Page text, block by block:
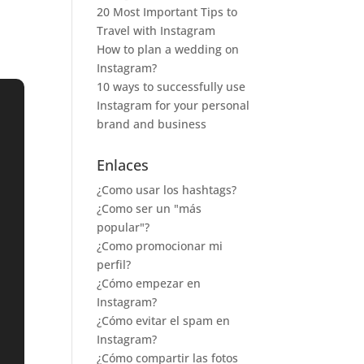
20 Most Important Tips to
Travel with Instagram
How to plan a wedding on
Instagram?
10 ways to successfully use
Instagram for your personal
brand and business
Enlaces
¿Como usar los hashtags?
¿Como ser un "más
popular"?
¿Como promocionar mi
perfil?
¿Cómo empezar en
Instagram?
¿Cómo evitar el spam en
Instagram?
¿Cómo compartir las fotos